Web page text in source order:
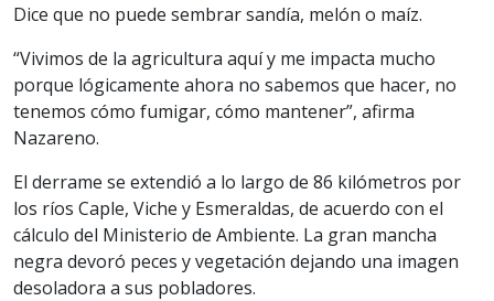
Dice que no puede sembrar sandía, melón o maíz.
“Vivimos de la agricultura aquí y me impacta mucho
porque lógicamente ahora no sabemos que hacer, no
tenemos cómo fumigar, cómo mantener”, afirma
Nazareno.
El derrame se extendió a lo largo de 86 kilómetros por
los ríos Caple, Viche y Esmeraldas, de acuerdo con el
cálculo del Ministerio de Ambiente. La gran mancha
negra devoró peces y vegetación dejando una imagen
desoladora a sus pobladores.